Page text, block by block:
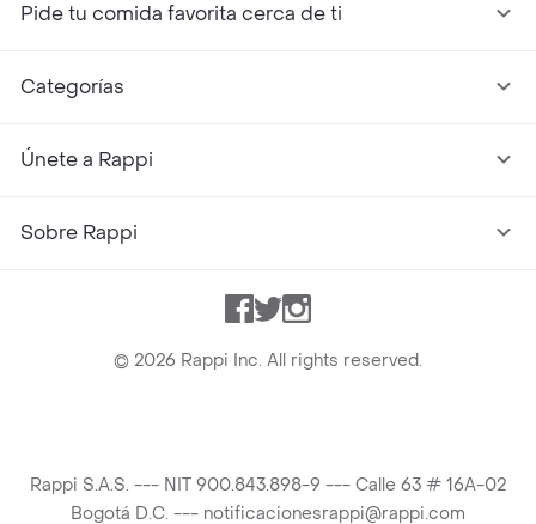
Pide tu comida favorita cerca de ti
Categorías
Únete a Rappi
Sobre Rappi
Facebook
TwitterInstagram
© 2026 Rappi Inc. All rights reserved.
Rappi S.A.S. --- NIT 900.843.898-9 --- Calle 63 # 16A-02
Bogotá D.C. --- notificacionesrappi@rappi.com